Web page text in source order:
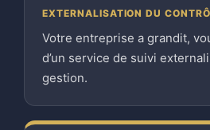
EXTERNALISATION DU
Votre entreprise a grandit,
d’un service de suivi
gestion.